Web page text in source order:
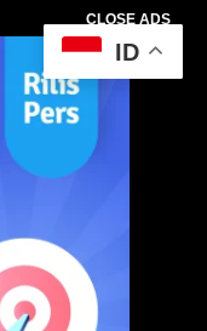
CLOSE ADS
ID